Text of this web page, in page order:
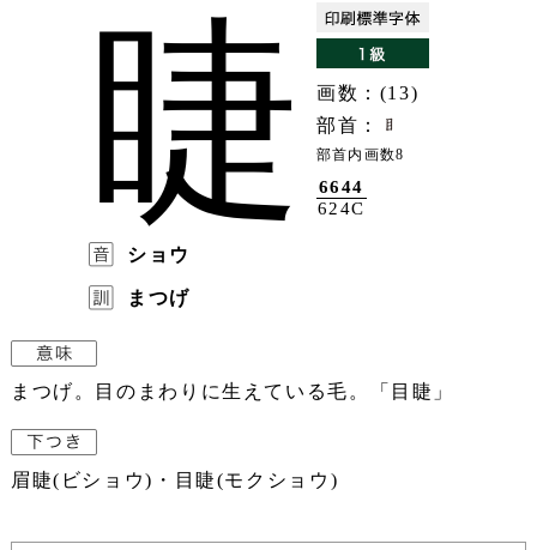
睫
画数：(13)
部首：
部首内画数8
6644
624C
ショウ
まつげ
まつげ。目のまわりに生えている毛。「目睫」
眉睫(ビショウ)・目睫(モクショウ)